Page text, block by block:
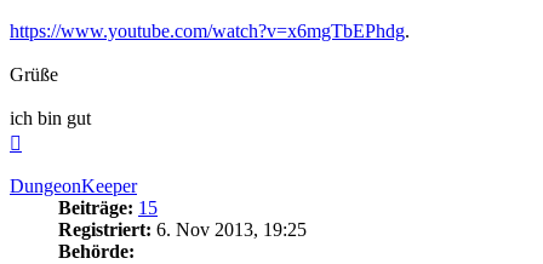
https://www.youtube.com/watch?v=x6mgTbEPhdg.
Grüße
ich bin gut
DungeonKeeper
Beiträge: 15
Registriert: 6. Nov 2013, 19:25
Behörde: